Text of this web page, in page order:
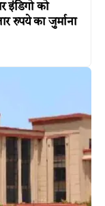
इंडिगो को
रुपये का जुर्माना